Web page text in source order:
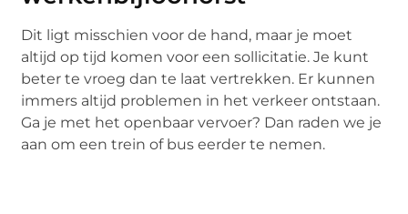
Dit ligt misschien voor de hand, maar je moet
altijd op tijd komen voor een sollicitatie. Je kunt
beter te vroeg dan te laat vertrekken. Er kunnen
immers altijd problemen in het verkeer ontstaan.
Ga je met het openbaar vervoer? Dan raden we je
aan om een trein of bus eerder te nemen.